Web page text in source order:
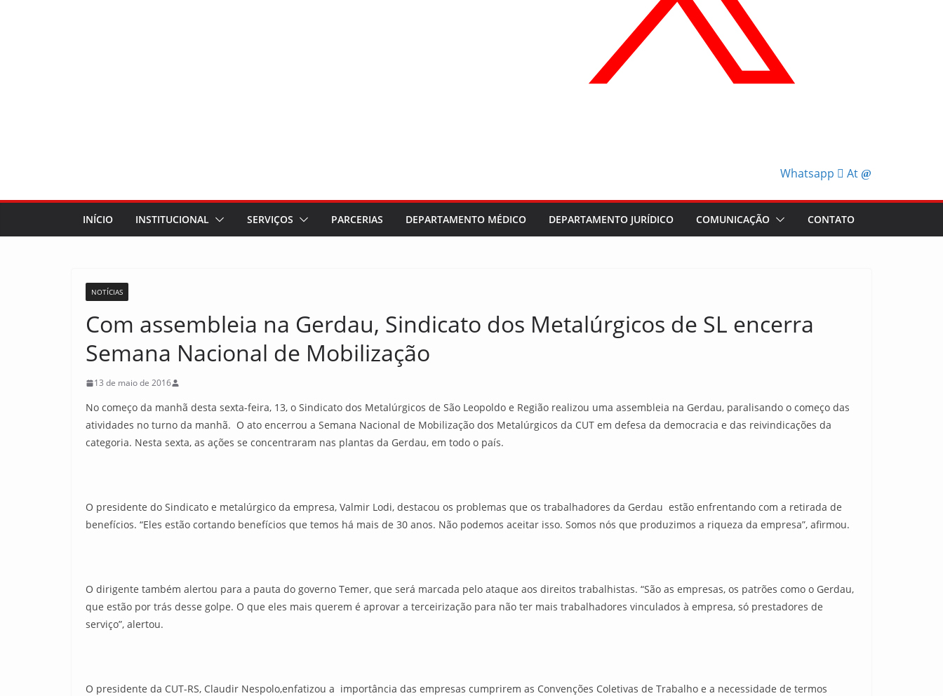
Whatsapp At
INÍCIO INSTITUCIONAL SERVIÇOS PARCERIAS DEPARTAMENTO MÉDICO DEPARTAMENTO JURÍDICO COMUNICAÇÃO CONTATO
NOTÍCIAS
Com assembleia na Gerdau, Sindicato dos Metalúrgicos de SL encerra
Semana Nacional de Mobilização
13 de maio de 2016
No começo da manhã desta sexta-feira, 13, o Sindicato dos Metalúrgicos de São Leopoldo e Região realizou uma assembleia na Gerdau, paralisando o começo das
atividades no turno da manhã. O ato encerrou a Semana Nacional de Mobilização dos Metalúrgicos da CUT em defesa da democracia e das reivindicações da
categoria. Nesta sexta, as ações se concentraram nas plantas da Gerdau, em todo o país.
O presidente do Sindicato e metalúrgico da empresa, Valmir Lodi, destacou os problemas que os trabalhadores da Gerdau estão enfrentando com a retirada de
benefícios. “Eles estão cortando benefícios que temos há mais de 30 anos. Não podemos aceitar isso. Somos nós que produzimos a riqueza da empresa”, afirmou.
O dirigente também alertou para a pauta do governo Temer, que será marcada pelo ataque aos direitos trabalhistas. “São as empresas, os patrões como o Gerdau,
que estão por trás desse golpe. O que eles mais querem é aprovar a terceirização para não ter mais trabalhadores vinculados à empresa, só prestadores de
serviço”, alertou.
O presidente da CUT-RS, Claudir Nespolo,enfatizou a importância das empresas cumprirem as Convenções Coletivas de Trabalho e a necessidade de termos